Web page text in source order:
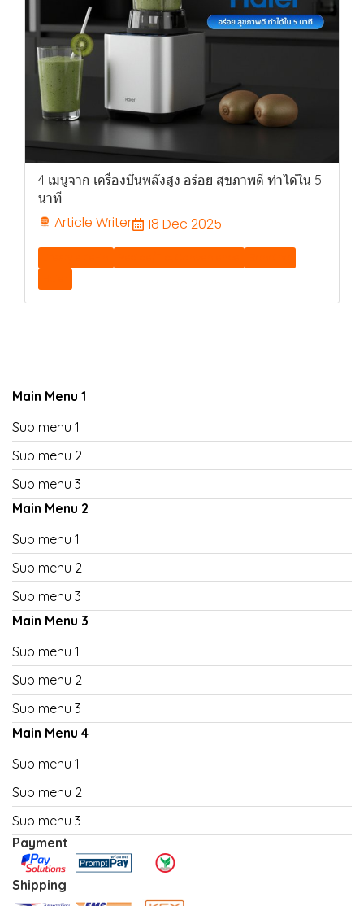
4 เมนูจาก เครื่องปั่นพลังสูง อร่อย สุขภาพดี ทำได้ใน 5
นาที
Article Writer 18 Dec 2025
Main Menu 1
Sub menu 1
Sub menu 2
Sub menu 3
Main Menu 2
Sub menu 1
Sub menu 2
Sub menu 3
Main Menu 3
Sub menu 1
Sub menu 2
Sub menu 3
Main Menu 4
Sub menu 1
Sub menu 2
Sub menu 3
Payment
Shipping